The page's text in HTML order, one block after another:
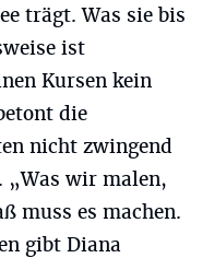
trägt. Was sie bis
ist
Kursen kein
die
nicht zwingend
„Was wir malen,
muss es machen.
gibt Diana